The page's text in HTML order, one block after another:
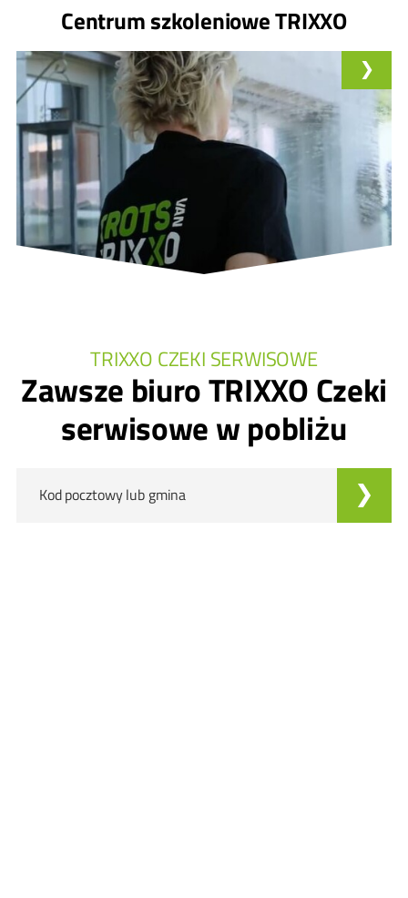
Centrum szkoleniowe TRIXXO
TRIXXO CZEKI SERWISOWE
Zawsze biuro TRIXXO Czeki
serwisowe w pobliżu
Kod pocztowy lub gmina